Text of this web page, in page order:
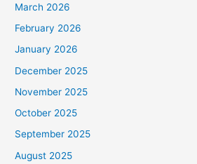
March 2026
February 2026
January 2026
December 2025
November 2025
October 2025
September 2025
August 2025